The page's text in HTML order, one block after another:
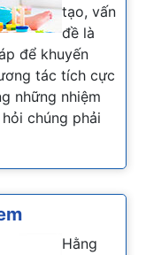
tạo, vấn
đề là
để khuyến
tác tích cực
những nhiệm
chúng phải
Hằng